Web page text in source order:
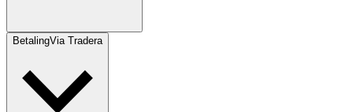
BetalingVia Tradera